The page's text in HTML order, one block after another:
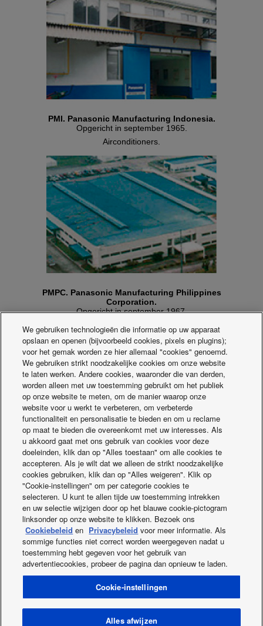
PMI. Panasonic Manufacturing Indonesia.
Opgericht in september 1965.
Airconditioners.
PMPC. Panasonic Manufacturing Philippines
Corporation.
Opgericht in september 1967.
Airconditioners.
PI. Panasonic India Pvt. Ltd.
Opgericht in december 2012.
Airconditioners.
Instagram Youtube
Over ons
Contacteer ons Sitemap
Cookies
ProClub Nieuws
We gebruiken technologieën die informatie op uw apparaat
opslaan en openen (bijvoorbeeld cookies, pixels en plugins);
voor het gemak worden ze hier allemaal "cookies" genoemd.
We gebruiken strikt noodzakelijke cookies om onze website
te laten werken. Andere cookies, waaronder die van derden,
worden alleen met uw toestemming gebruikt om het publiek
op onze website te meten, om de manier waarop onze
website voor u werkt te verbeteren, om verbeterde
functionaliteit en personalisatie te bieden en om u reclame
op maat te bieden die overeenkomt met uw interesses. Als
u akkoord gaat met ons gebruik van cookies voor deze
doeleinden, klik dan op "Alles toestaan" om alle cookies te
accepteren. Als je wilt dat we alleen de strikt noodzakelijke
cookies gebruiken, klik dan op "Alles weigeren". Klik op
"Cookie-instellingen" om per categorie cookies te
selecteren. U kunt te allen tijde uw toestemming intrekken
en uw selectie wijzigen door op het blauwe cookie-pictogram
linksonder op onze website te klikken. Bezoek ons
Cookiebeleid en Privacybeleid voor meer informatie. Als
sommige functies niet correct worden weergegeven nadat u
toestemming hebt gegeven voor het gebruik van
advertentiecookies, probeer de pagina dan opnieuw te laden.
Cookie-instellingen
Alles afwijzen